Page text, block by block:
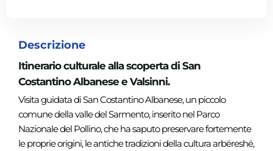
Descrizione
Itinerario culturale alla scoperta di San
Costantino Albanese e Valsinni.
Visita guidata di San Costantino Albanese, un piccolo
comune della valle del Sarmento, inserito nel Parco
Nazionale del Pollino, che ha saputo preservare fortemente
le proprie origini, le antiche tradizioni della cultura arbëreshë,